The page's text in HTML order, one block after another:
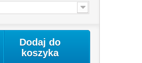
Dodaj do
koszyka